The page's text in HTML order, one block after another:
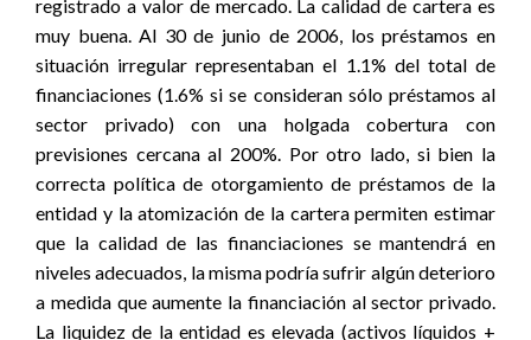
registrado a valor de mercado. La calidad de cartera es
muy buena. Al 30 de junio de 2006, los préstamos en
situación irregular representaban el 1.1% del total de
financiaciones (1.6% si se consideran sólo préstamos al
sector privado) con una holgada cobertura con
previsiones cercana al 200%. Por otro lado, si bien la
correcta política de otorgamiento de préstamos de la
entidad y la atomización de la cartera permiten estimar
que la calidad de las financiaciones se mantendrá en
niveles adecuados, la misma podría sufrir algún deterioro
a medida que aumente la financiación al sector privado.
La liquidez de la entidad es elevada (activos líquidos +